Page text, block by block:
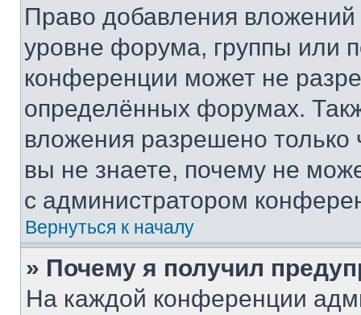
Право добавления
уровне форума, группы или
конференции может не
определённых форумах.
вложения разрешено
вы не знаете, почему не
с администратором
Вернуться к началу
» Почему я получил
На каждой конференции